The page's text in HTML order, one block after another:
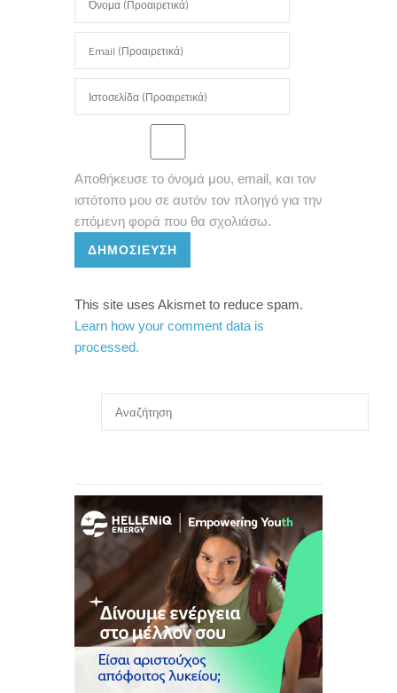
Αποθήκευσε το όνομά μου, email, και τον
ιστότοπο μου σε αυτόν τον πλοηγό για την
επόμενη φορά που θα σχολιάσω.
ΔΗΜΟΣΊΕΥΣΗ
This site uses Akismet to reduce spam.
Learn how your comment data is
processed.